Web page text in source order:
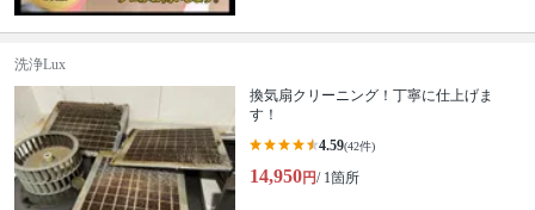
洗浄Lux
換気扇クリーニング！丁寧に仕上げま
す！
4.59(42件)
14,950円/ 1箇所